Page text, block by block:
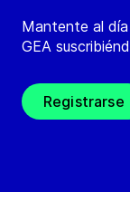
Mantente al
GEA
Registrarse